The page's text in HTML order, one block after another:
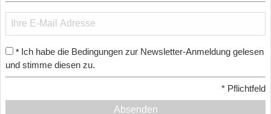
* Ich habe die Bedingungen zur Newsletter-Anmeldung gelesen
und stimme diesen zu.
* Pflichtfeld
Absenden